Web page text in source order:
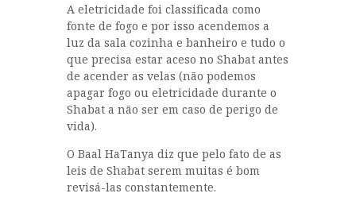
A eletricidade foi classificada como
fonte de fogo e por isso acendemos a
luz da sala cozinha e banheiro e tudo o
que precisa estar aceso no Shabat antes
de acender as velas (não podemos
apagar fogo ou eletricidade durante o
Shabat a não ser em caso de perigo de
vida).
O Baal HaTanya diz que pelo fato de as
leis de Shabat serem muitas é bom
revisá-las constantemente.